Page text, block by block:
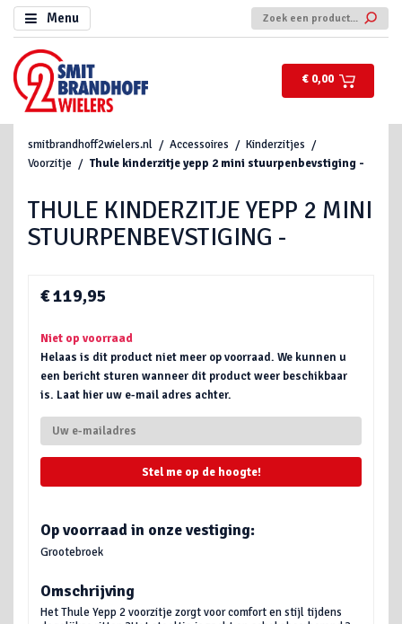
Menu
€ 0,00
smitbrandhoff2wielers.nl Accessoires
Kinderzitjes
Voorzitje
Thule kinderzitje yepp 2 mini stuurpenbevstiging -
THULE KINDERZITJE YEPP 2 MINI
STUURPENBEVSTIGING -
€ 119,95
Niet op voorraad
Helaas is dit product niet meer op voorraad. We kunnen u
een bericht sturen wanneer dit product weer beschikbaar
is. Laat hier uw e-mail adres achter.
Stel me op de hoogte!
Op voorraad in onze vestiging:
Grootebroek
Omschrijving
Het Thule Yepp 2 voorzitje zorgt voor comfort en stijl tijdens